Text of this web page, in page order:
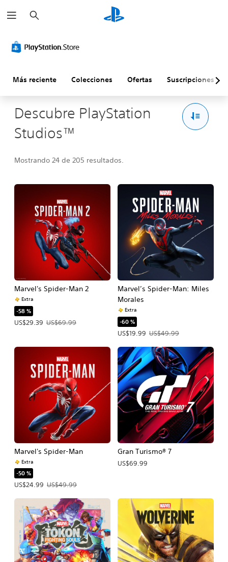
u
s
r
Más reciente Colecciones Ofertas Suscripciones
Descubre PlayStation
Studios™
Mostrando 24 de 205 resultados.
Marvel's Spider-Man 2
Extra
-58 %
US$29.39
Precio de la oferta: US$29.39. Precio original: US$69.99.
US$69.99
Marvel’s Spider-Man: Miles
Morales
Extra
-60 %
US$19.99
Precio de la oferta: US$19.99.
US$49.99
Marvel's Spider-Man
Extra
-50 %
US$24.99
Precio de la oferta: US$24.99. Precio original: US$49.99.
US$49.99
Gran Turismo® 7
US$69.99